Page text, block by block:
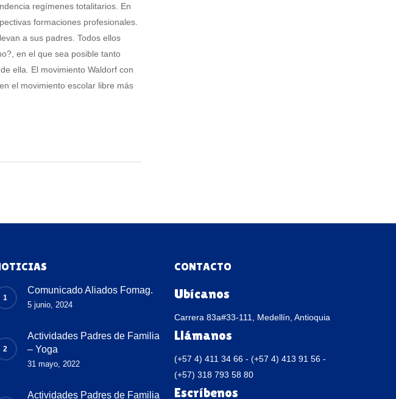
regímenes totalitarios. En
formaciones profesionales.
a sus padres. Todos ellos
en el que sea posible tanto
ella. El movimiento Waldorf con
el movimiento escolar libre más
Comunicado Aliados Fomag.
5 junio, 2024
Actividades Padres de Familia
– Yoga
31 mayo, 2022
Actividades Padres de Familia
CONTACTO
Ubícanos
Carrera 83a#33-111, Medellín, Antioquia
Llámanos
(+57 4) 411 34 66 - (+57 4) 413 91 56 -
(+57) 318 793 58 80
Escríbenos